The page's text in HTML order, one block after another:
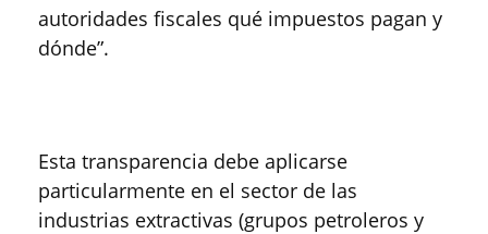
autoridades fiscales qué impuestos pagan y
dónde”.
Esta transparencia debe aplicarse
particularmente en el sector de las
industrias extractivas (grupos petroleros y